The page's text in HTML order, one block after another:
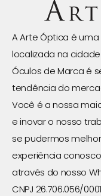
A Arte Óptica é
localizada na
Óculos de Marca é
tendência do
Você é a nossa
e inovar o nosso
se pudermos
experiência
através do nosso
CNPJ 26.706.056/